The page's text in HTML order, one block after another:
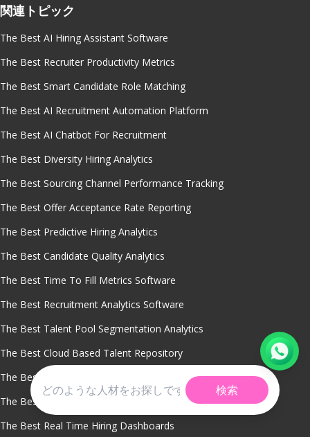
検索
関連トピック
The Best AI Hiring Assistant Software
The Best Recruiter Productivity Metrics
The Best Smart Candidate Role Matching
The Best AI Recruitment Automation Platform
The Best AI Chatbot For Recruitment
The Best Diversity Hiring Analytics
The Best Sourcing Channel Performance Tracking
The Best Offer Acceptance Rate Reporting
The Best Predictive Hiring Analytics
The Best Candidate Quality Analytics
The Best Time To Fill Metrics Software
The Best Recruitment Analytics Software
The Best Talent Pool Segmentation Analytics
The Best Cloud Based Talent Repository
The Best Cost Per Hire Analysis Tool
The Best Dormant Candidate Reactivation Software
The Best Real Time Hiring Dashboards